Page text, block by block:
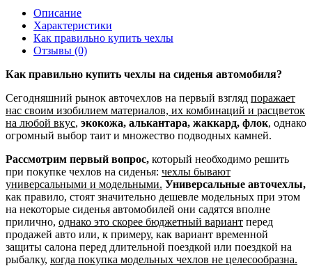
Описание
Характеристики
Как правильно купить чехлы
Отзывы (0)
Как правильно купить чехлы на сиденья автомобиля?
Сегодняшний рынок авточехлов на первый взгляд поражает
нас своим изобилием материалов, их комбинаций и расцветок
на любой вкус, экокожа, алькантара, жаккард, флок, однако
огромный выбор таит и множество подводных камней.
Рассмотрим первый вопрос, который необходимо решить
при покупке чехлов на сиденья: чехлы бывают
универсальными и модельными. Универсальные авточехлы,
как правило, стоят значительно дешевле модельных при этом
на некоторые сиденья автомобилей они садятся вполне
прилично, однако это скорее бюджетный вариант перед
продажей авто или, к примеру, как вариант временной
защиты салона перед длительной поездкой или поездкой на
рыбалку, когда покупка модельных чехлов не целесообразна.